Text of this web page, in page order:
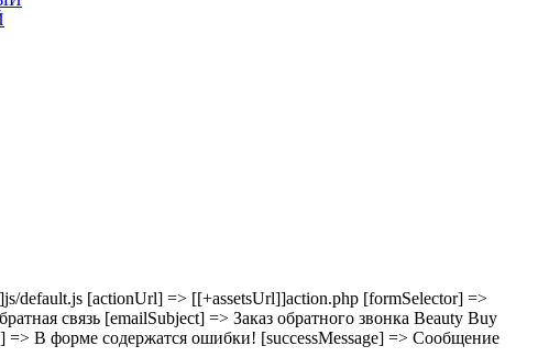
default.js [actionUrl] => [[+assetsUrl]]action.php [formSelector] =>
связь [emailSubject] => Заказ обратного звонка Beauty Buy
В форме содержатся ошибки! [successMessage] => Сообщение